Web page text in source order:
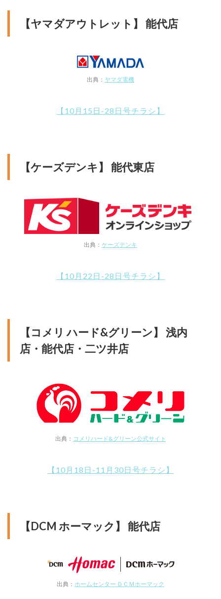
【ヤマダアウトレット】 能代店
出典： ヤマダ電機
【10月15日-28日号チラシ】
【ケーズデンキ】 能代東店
出典： ケーズデンキ
【10月22日-28日号チラシ】
【コメリ ハード&グリーン】 浅内
店・能代店・二ツ井店
出典： コメリハード&グリーン公式サイト
【10月18日-11月30日号チラシ】
【DCM ホーマック】 能代店
出典： ホームセンター ＤＣＭホーマック